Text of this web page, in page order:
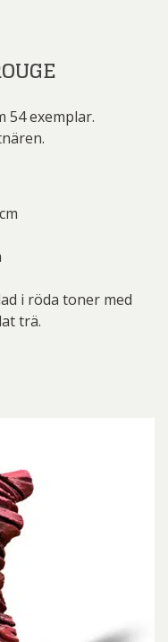
54 exemplar.
i röda toner med
trä.